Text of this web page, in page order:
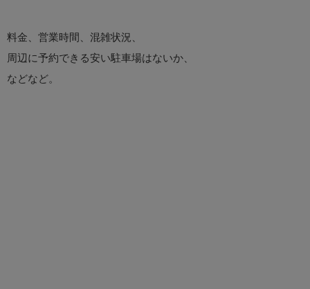
料金、営業時間、混雑状況、
周辺に予約できる安い駐車場はないか、
などなど。